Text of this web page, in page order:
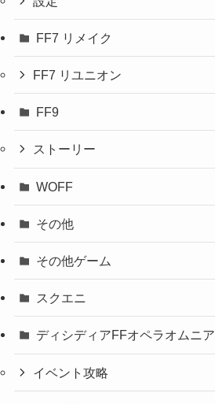
FF7 リメイク
FF7 リユニオン
FF9
ストーリー
WOFF
その他
その他ゲーム
スクエニ
ディシディアFFオペラオムニア
イベント攻略